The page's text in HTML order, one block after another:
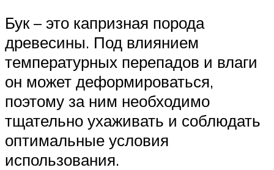
Бук – это капризная порода
древесины. Под влиянием
температурных перепадов и влаги
он может деформироваться,
поэтому за ним необходимо
тщательно ухаживать и соблюдать
оптимальные условия
использования.